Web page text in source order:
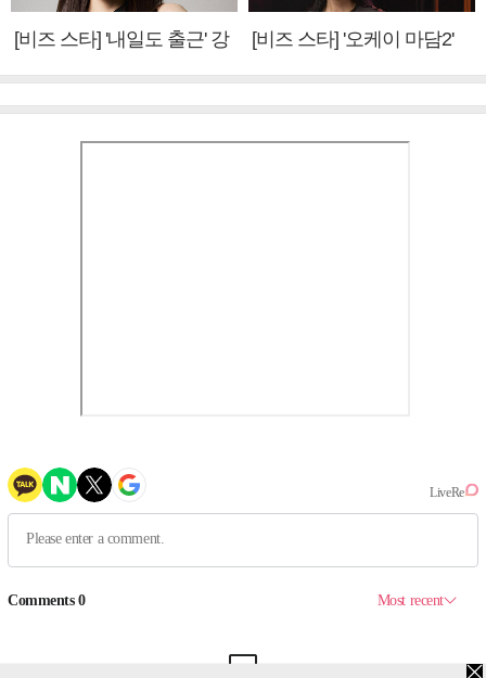
[비즈 스타] '내일도 출근' 강
[비즈 스타] '오케이 마담2'